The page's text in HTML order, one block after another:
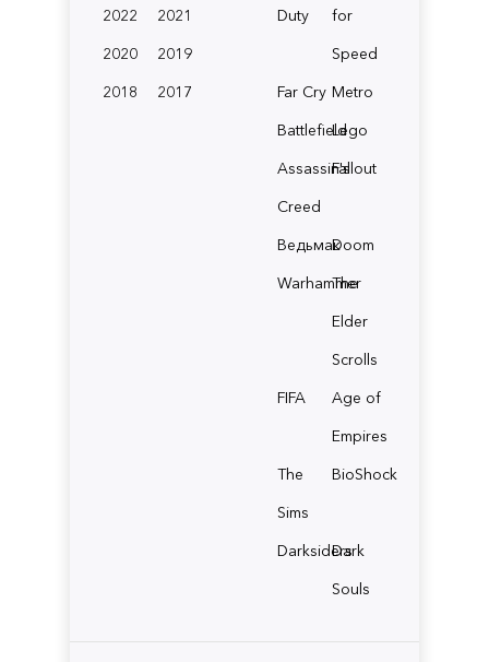
2022
2021
2020
2019
2018
2017
Duty
for
Speed
Far Cry Metro
BattlefieldLego
Assassin's
Creed
Fallout
ВедьмакDoom
Warhammer
The
Elder
Scrolls
FIFA
Age of
Empires
The
Sims
BioShock
Darksiders
Dark
Souls